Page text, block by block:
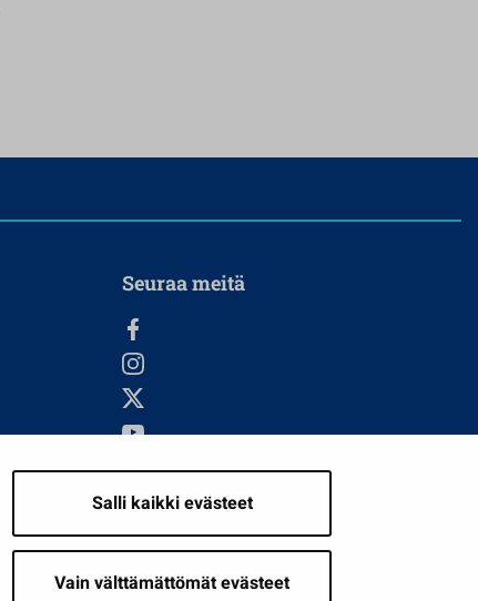
Salli kaikki evästeet
Vain välttämättömät evästeet
Seuraa meitä